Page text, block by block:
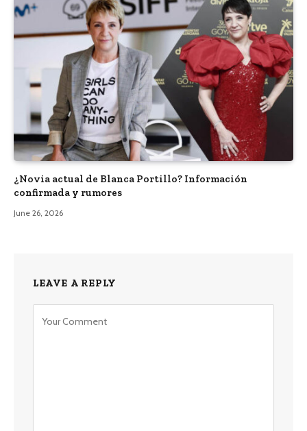
¿Novia actual de Blanca Portillo? Información
confirmada y rumores
June 26, 2026
LEAVE A REPLY